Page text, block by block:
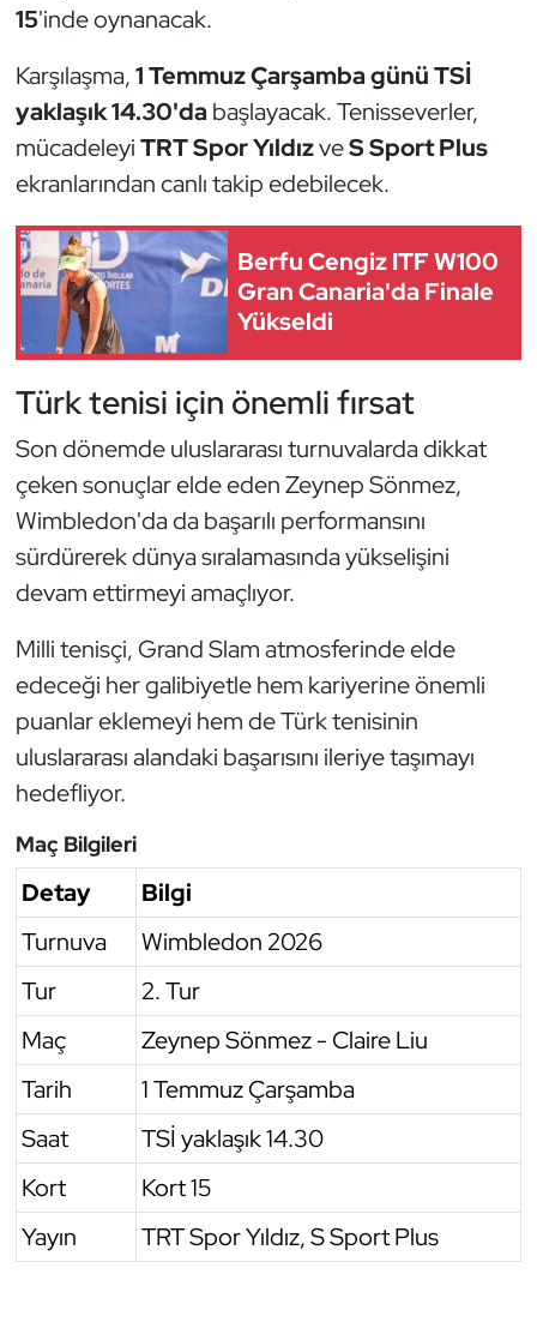
15'inde oynanacak.
Karşılaşma,1 Temmuz Çarşamba günü TSİ
yaklaşık 14.30'dabaşlayacak. Tenisseverler,
mücadeleyiTRT Spor YıldızveS Sport Plus
ekranlarından canlı takip edebilecek.
Berfu Cengiz ITF W100
Gran Canaria'da Finale
Yükseldi
Türk tenisi için önemli fırsat
Son dönemde uluslararası turnuvalarda dikkat
çeken sonuçlar elde eden Zeynep Sönmez,
Wimbledon'da da başarılı performansını
sürdürerek dünya sıralamasında yükselişini
devam ettirmeyi amaçlıyor.
Milli tenisçi, Grand Slam atmosferinde elde
edeceği her galibiyetle hem kariyerine önemli
puanlar eklemeyi hem de Türk tenisinin
uluslararası alandaki başarısını ileriye taşımayı
hedefliyor.
Maç Bilgileri
Detay
Bilgi
Turnuva
Wimbledon 2026
Tur
2. Tur
Maç
Zeynep Sönmez - Claire Liu
Tarih
1 Temmuz Çarşamba
Saat
TSİ yaklaşık 14.30
Kort
Kort 15
Yayın
TRT Spor Yıldız, S Sport Plus
Judo ve Kuraş
Kano ve Rafting
Karate
Kempo
Kick Boks
Kürek
Masa Tenisi
Modern Pentatlon
Motor Sporları
Muay Thai
Okçuluk
Optimist
Özel Sporcular
Paralimpik
Ragbi
Satranç
Su Topu
Sualtı Sporları
Tekvando